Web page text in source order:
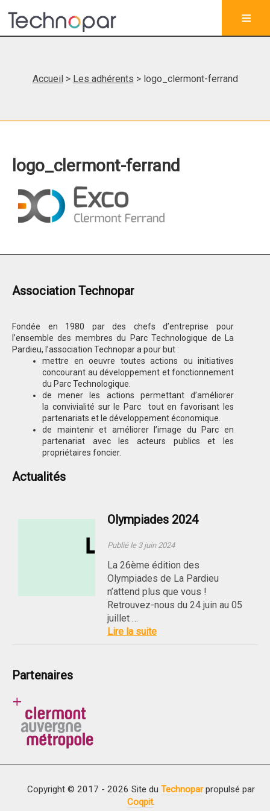
Accueil> Les adhérents > logo_clermont-ferrand
logo_clermont-ferrand
Association Technopar
Fondée en 1980 par des chefs d’entreprise pour
l’ensemble des membres du Parc Technologique de La
Pardieu, l’association Technopar a pour but :
mettre en oeuvre toutes actions ou initiatives
concourant au développement et fonctionnement
du Parc Technologique.
de mener les actions permettant d’améliorer
la convivialité sur le Parc tout en favorisant les
partenariats et le développement économique.
de maintenir et améliorer l’image du Parc en
partenariat avec les acteurs publics et les
propriétaires foncier.
Actualités
Olympiades 2024
Publié le 3 juin 2024
La 26ème édition des
Olympiades de La Pardieu
n’attend plus que vous !
Retrouvez-nous du 24 juin au 05
juillet …
Lire la suite
Partenaires
Copyright © 2017 - 2026 Site du Technoparpropulsé par
Coqpit.